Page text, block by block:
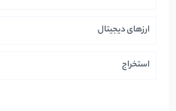
ارزهای دیجیتال
استخراج